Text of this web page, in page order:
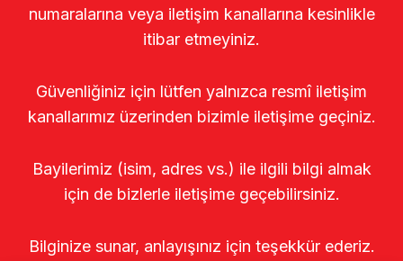
numaralarına veya iletişim kanallarına kesinlikle
itibar etmeyiniz.
Güvenliğiniz için lütfen yalnızca resmî iletişim
kanallarımız üzerinden bizimle iletişime geçiniz.
Bayilerimiz (isim, adres vs.) ile ilgili bilgi almak
için de bizlerle iletişime geçebilirsiniz.
Bilginize sunar, anlayışınız için teşekkür ederiz.